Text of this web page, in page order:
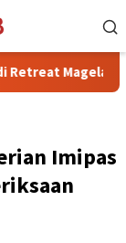
Rutan
Imipas